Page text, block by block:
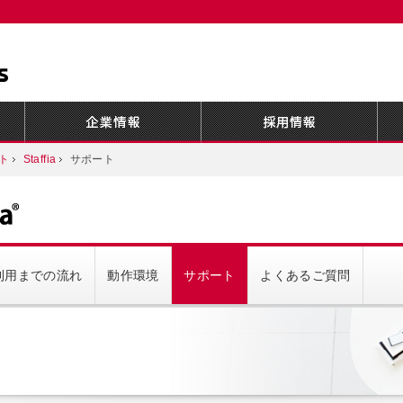
Staffia サポート
用までの流れ 動作環境 サポート よくあるご質問